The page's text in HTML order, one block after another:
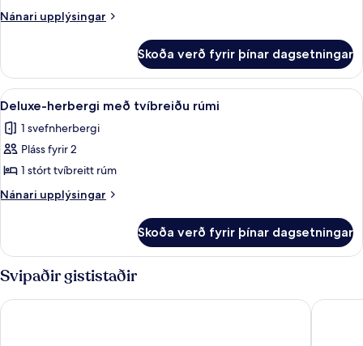
Nánari upplýsingar
Nánari
með
tvíbreiðu
rúmi
Skoða verð fyrir þínar dagsetningar
Skoða
allar
myndir
fyrir
Deluxe-
herbergi
rúmi
Snyrtivörur án endurgjalds,
2
Deluxe-herbergi með tvíbreiðu rúmi
1 svefnherbergi
Pláss fyrir 2
1 stórt tvíbreitt rúm
Nánari upplýsingar
Nánari
herbergi
með
tvíbreiðu
rúmi
Skoða verð fyrir þínar dagsetningar
Svipaðir gististaðir
Leixlip Manor Hotel Dalys Inn